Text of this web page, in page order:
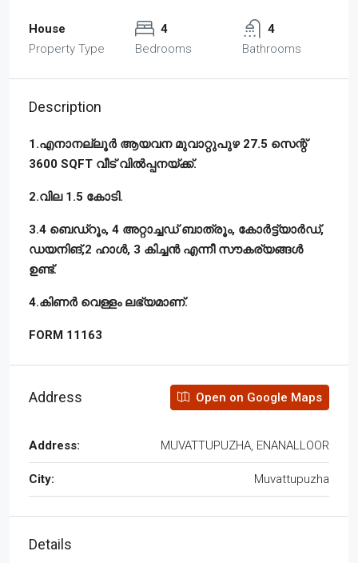
House
Property Type
4
Bedrooms
4
Bathrooms
Description
1.എനാനല്ലൂർ ആയവന മുവാറ്റുപുഴ 27.5 സെന്റ്
3600 SQFT വീട് വിൽപ്പനയ്ക്ക്.
2.വില 1.5 കോടി.
3.4 ബെഡ്‌റൂം, 4 അറ്റാച്ചഡ് ബാത്രൂം, കോർട്ട്യാർഡ്,
ഡയനിങ്,2 ഹാൾ, 3 കിച്ചൻ എന്നീ സൗകര്യങ്ങൾ
ഉണ്ട്.
4.കിണർ വെള്ളം ലഭ്യമാണ്.
FORM 11163
Address Open on Google Maps
Address: MUVATTUPUZHA, ENANALLOOR
City: Muvattupuzha
Details